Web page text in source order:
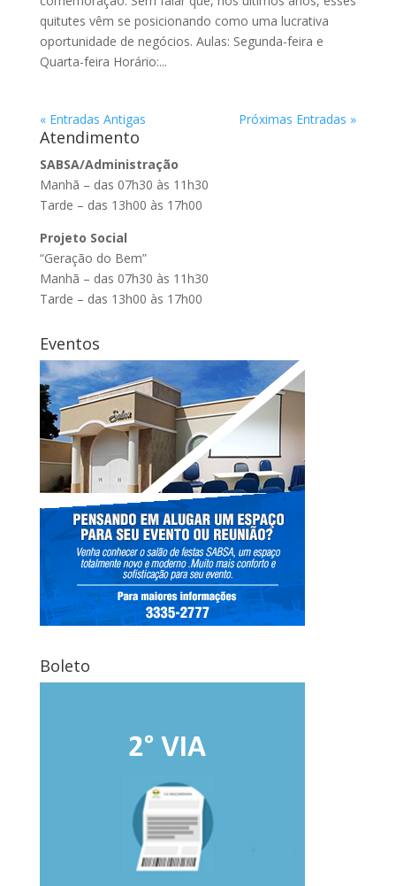
quitutes vêm se posicionando como uma lucrativa
oportunidade de negócios. Aulas: Segunda-feira e
Quarta-feira Horário:...
« Entradas Antigas Próximas Entradas »
Atendimento
SABSA/Administração
Manhã – das 07h30 às 11h30
Tarde – das 13h00 às 17h00
Projeto Social
“Geração do Bem”
Manhã – das 07h30 às 11h30
Tarde – das 13h00 às 17h00
Eventos
Boleto